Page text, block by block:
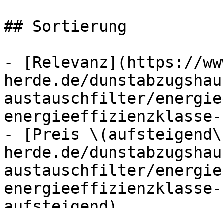
## Sortierung
- [Relevanz](https://
herde.de/
austauschfilter/
- [Preis
herde.de/
austauschfilter/